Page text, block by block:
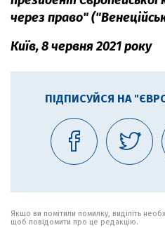
через право"
Київ, 8 червня 2021 року
ПІДПИСУЙСЯ НА
Якщо ви помітили помилку, виділіть
щоб повідомити про це редакцію.